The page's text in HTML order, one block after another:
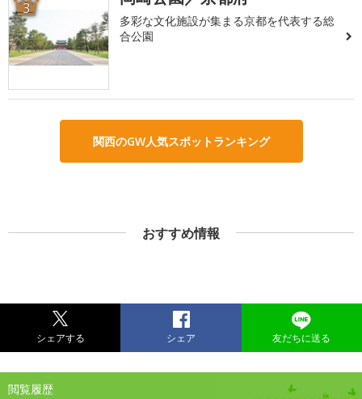
3
多彩な文化施設が集まる京都を代表する総
合公園
関西のGW人気スポットランキング
おすすめ情報
シェアする シェア 友だちに送る
閲覧履歴